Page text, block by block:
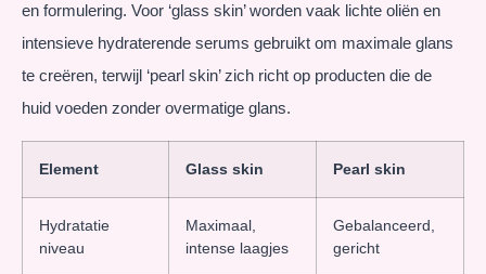
en formulering. Voor ‘glass skin’ worden vaak lichte oliën en
intensieve hydraterende serums gebruikt om maximale glans
te creëren, terwijl ‘pearl skin’ zich richt op producten die de
huid voeden zonder overmatige glans.
Element Glass skin Pearl skin
Hydratatie
niveau
Maximaal,
intense laagjes
Gebalanceerd,
gericht